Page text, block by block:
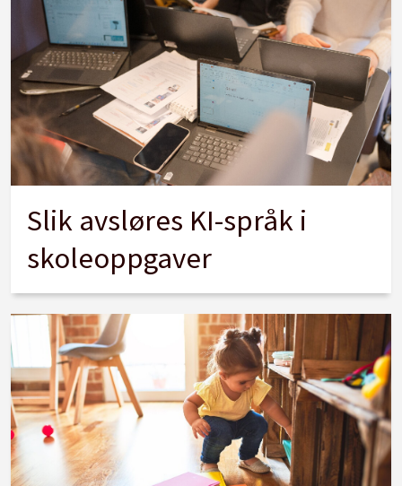
Slik avsløres KI-språk i
skoleoppgaver